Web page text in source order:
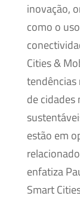
inovação,
como o
Cities &
de cidades
estão em
enfatiza
Smart